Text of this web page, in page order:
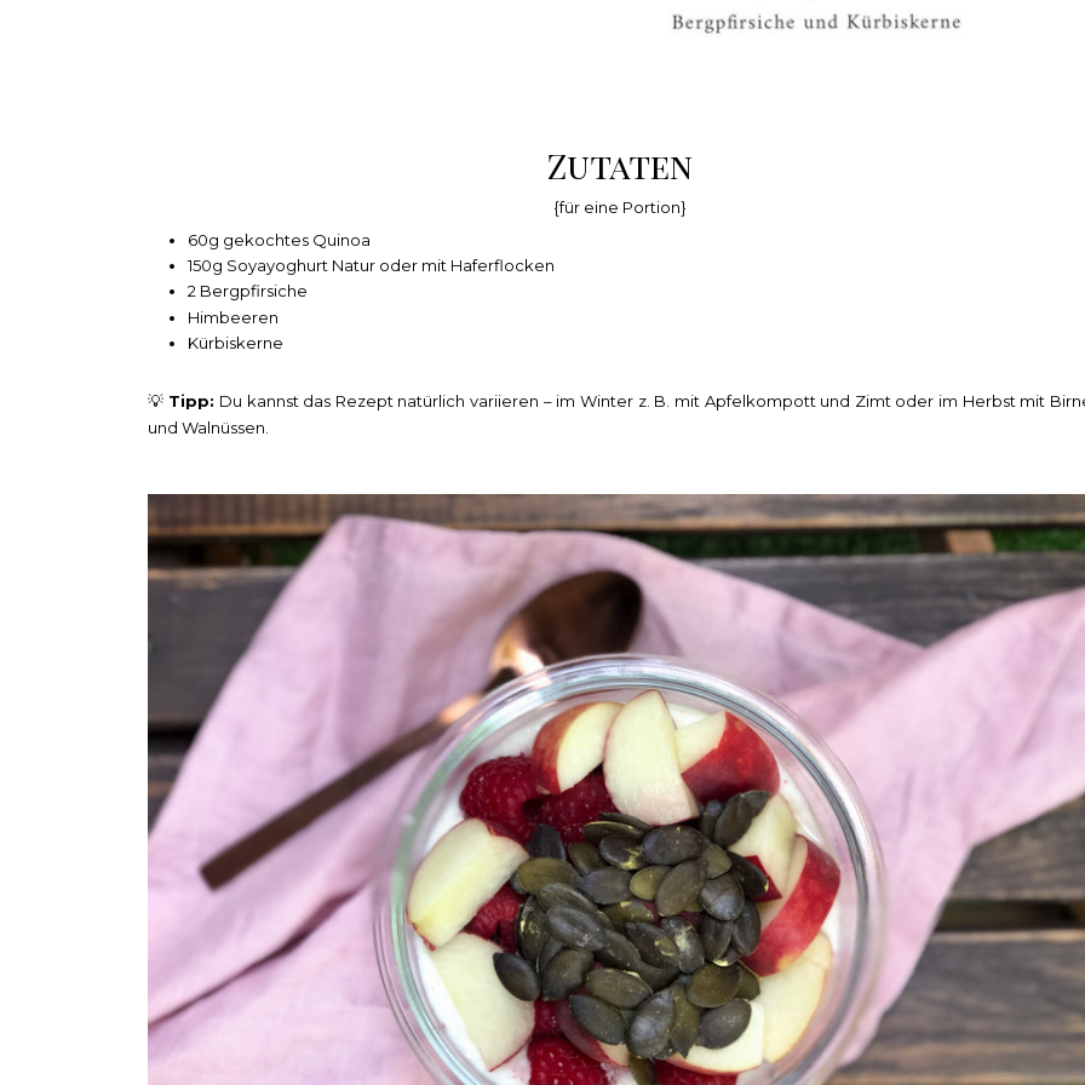
Zutaten
{für eine Portion}
60g gekochtes Quinoa
150g Soyayoghurt Natur oder mit Haferflocken
2 Bergpfirsiche
Himbeeren
Kürbiskerne
💡 Tipp: Du kannst das Rezept natürlich variieren – im Winter z. B. mit Apfelkompott und Zimt oder im Herbst mit
und Walnüssen.